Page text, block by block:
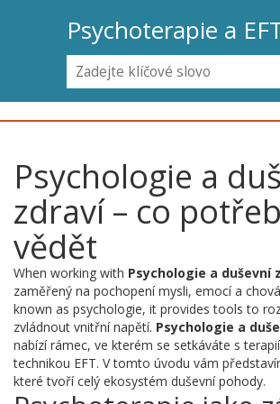
Psychologie a
zdraví – co
vědět
When working with Psychologie a duševní
zaměřený na pochopení mysli, emocí a
known as psychologie, it provides tools to
zvládnout vnitřní napětí. Psychologie a
nabízí rámec, ve kterém se setkáváte s
technikou EFT. V tomto úvodu vám
které tvoří celý ekosystém duševní pohody.